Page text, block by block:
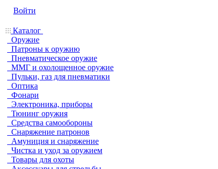
Войти
Каталог
Оружие
Патроны к оружию
Пневматическое оружие
ММГ и охолощенное оружие
Пульки, газ для пневматики
Оптика
Фонари
Электроника, приборы
Тюнинг оружия
Средства самообороны
Снаряжение патронов
Амуниция и снаряжение
Чистка и уход за оружием
Товары для охоты